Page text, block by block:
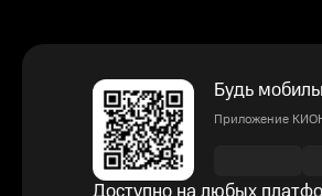
Будь
Приложение